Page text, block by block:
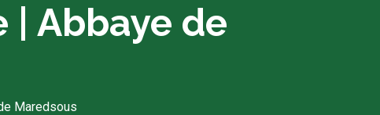
| Abbaye de
Maredsous